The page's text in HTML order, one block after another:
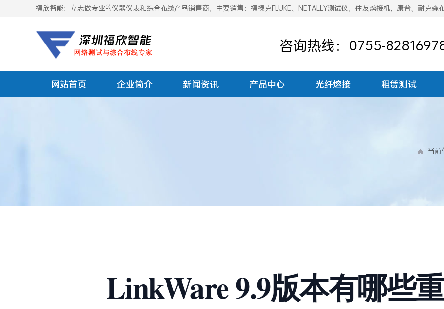
福欣智能：立志做专业的仪器仪表和综合布线产品销售商，主要销售：福禄克FLUKE、NETALLY测试仪，住友熔接机，康普、耐克森布
咨询热线：0755-
网站首页 企业简介 新闻资讯 产品中心 光纤熔接 租赁测试
当前
LinkWare 9.9版本有哪些